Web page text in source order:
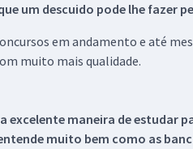
um descuido pode lhe fazer
em andamento e até
muito mais qualidade.
excelente maneira de
muito bem como as